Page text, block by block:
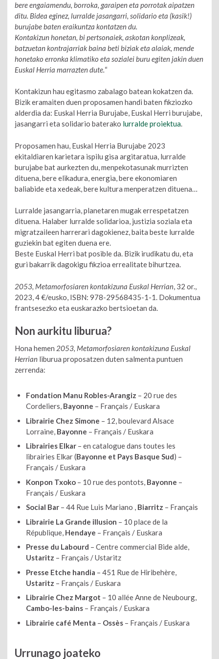
bere engaiamendu, borroka, garaipen eta porrotak aipatzen
ditu. Bidea eginez, lurralde jasangarri, solidario eta (kasik!)
burujabe baten eraikuntza kontatzen du.
Kontakizun honetan, bi pertsonaiek, askotan konplizeak,
batzuetan kontrajarriak baina beti biziak eta alaiak, mende
honetako erronka klimatiko eta sozialei buru egiten jakin duen
Euskal Herria marrazten dute. “
Kontakizun hau egitasmo zabalago batean kokatzen da.
Bizik eramaiten duen proposamen handi baten fikziozko
alderdia da: Euskal Herria Burujabe, Euskal Herri burujabe,
jasangarri eta solidario baterako lurralde proiektua.
Proposamen hau, Euskal Herria Burujabe 2023
ekitaldiaren karietara ispilu gisa argitaratua, lurralde
burujabe bat aurkezten du, menpekotasunak murrizten
dituena, bere elikadura, energia, bere ekonomiaren
baliabide eta xedeak, bere kultura menperatzen dituena…
Lurralde jasangarria, planetaren mugak errespetatzen
dituena. Halaber lurralde solidarioa, justizia soziala eta
migratzaileen harrerari dagokienez, baita beste lurralde
guziekin bat egiten duena ere.
Beste Euskal Herri bat posible da. Bizik irudikatu du, eta
guri bakarrik dagokigu fikzioa errealitate bihurtzea.
2053, Metamorfosiaren kontakizuna Euskal Herrian , 32 or.,
2023, 4 €/eusko, ISBN: 978-29568435-1-1. Dokumentua
frantsesezko eta euskarazko bertsioetan da.
Non aurkitu liburua?
Hona hemen 2053, Metamorfosiaren kontakizuna Euskal
Herrian liburua proposatzen duten salmenta puntuen
zerrenda:
Fondation Manu Robles-Arangiz – 20 rue des
Cordeliers, Bayonne – Français / Euskara
Librairie Chez Simone – 12, boulevard Alsace
Lorraine, Bayonne – Français / Euskara
Librairies Elkar– en catalogue dans toutes les
librairies Elkar (Bayonne et Pays Basque Sud) –
Français / Euskara
Konpon Txoko– 10 rue des pontots, Bayonne –
Français / Euskara
Social Bar– 44 Rue Luis Mariano , Biarritz – Français
Librairie La Grande illusion – 10 place de la
République, Hendaye – Français / Euskara
Presse du Labourd – Centre commercial Bide alde,
Ustaritz – Français / Ustaritz
Presse Etche handia – 451 Rue de Hiribehère,
Ustaritz – Français / Euskara
Librairie Chez Margot – 10 allée Anne de Neubourg,
Cambo-les-bains– Français / Euskara
Librairie café Menta – Ossès – Français / Euskara
Urrunago joateko